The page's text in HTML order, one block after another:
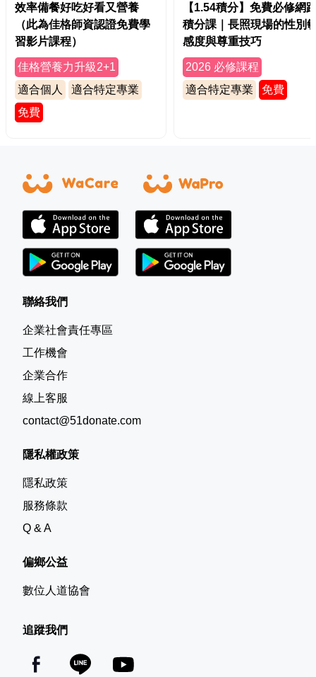
效率備餐好吃好看又營養
（此為佳格師資認證免費學
習影片課程）
佳格營養力升級2+1
適合個人
適合特定專業
免費
【1.54積分】免費必修網
積分課｜長照現場的性別
感度與尊重技巧
2026 必修課程
適合特定專業
免費
聯絡我們
企業社會責任專區
工作機會
企業合作
線上客服
contact@51donate.com
隱私權政策
隱私政策
服務條款
Q & A
偏鄉公益
數位人道協會
追蹤我們